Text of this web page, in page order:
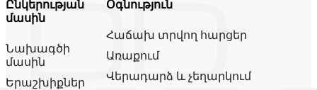
Ընկերության
մասին
Նախագծի
մասին
Երաշխիքներ
Օգնություն
Հաճախ տրվող հարցեր
Առաքում
Վերադարձ և չեղարկում